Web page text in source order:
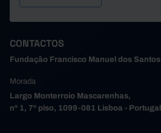
CONTACTOS
Fundação Francisco Manuel dos Santos
Morada
Largo Monterroio Mascarenhas,
nº 1, 7º piso, 1099-081 Lisboa - Portugal